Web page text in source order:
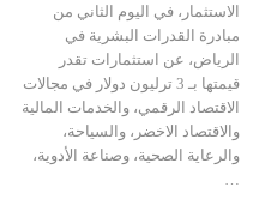
الاستثمار، في اليوم الثاني من
مبادرة القدرات البشرية في
الرياض، عن استثمارات تقدر
قيمتها بـ 3 ترليون دولار في مجالات
الاقتصاد الرقمي، والخدمات المالية
والاقتصاد الاخضر، والسياحة،
والرعاية الصحية، وصناعة الأدوية،